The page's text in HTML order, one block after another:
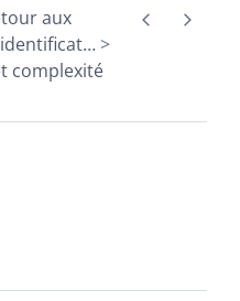
aux
…
complexité